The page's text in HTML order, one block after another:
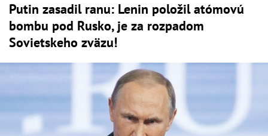
Putin zasadil ranu: Lenin položil atómovú
bombu pod Rusko, je za rozpadom
Sovietskeho zväzu!